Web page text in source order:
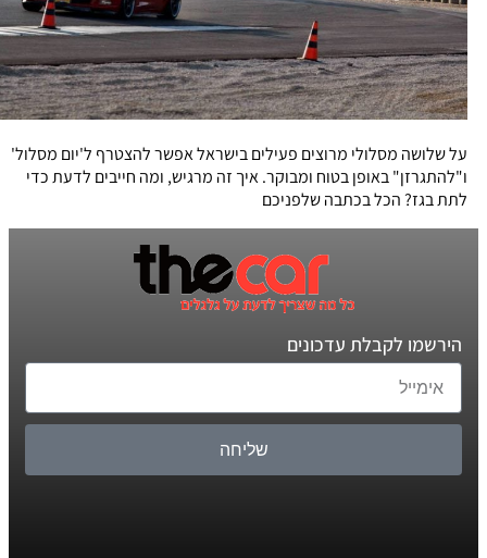
על שלושה מסלולי מרוצים פעילים בישראל אפשר להצטרף ל'יום מסלול'
ו"להתגרזן" באופן בטוח ומבוקר. איך זה מרגיש, ומה חייבים לדעת כדי
לתת בגז? הכל בכתבה שלפניכם
הירשמו לקבלת עדכונים
שליחה